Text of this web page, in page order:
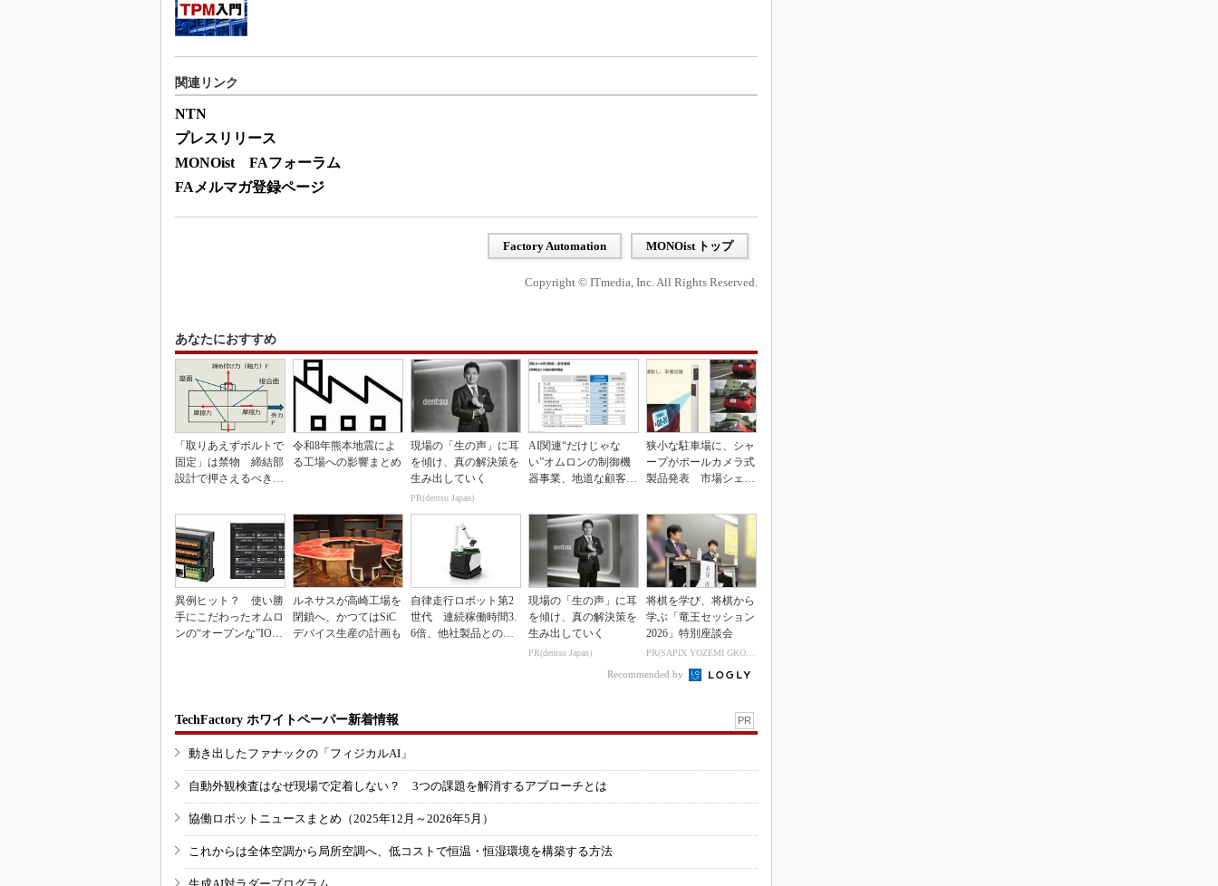
関連リンク
NTN
プレスリリース
MONOist FAフォーラム
FAメルマガ登録ページ
Factory Automation MONOist トップ
Copyright © ITmedia, Inc. All Rights Reserved.
あなたにおすすめ
「取りあえずボルトで
固定」は禁物 締結部
設計で押さえるべき基
令和8年熊本地震によ
る工場への影響まとめ
現場の「生の声」に耳
を傾け、真の解決策を
生み出していく
PR(dentsu Japan)
AI関連“だけじゃな
い”オムロンの制御機
器事業、地道な顧客基
狭小な駐車場に、シャ
ープがポールカメラ式
製品発表 市場シェア
異例ヒット？ 使い勝
手にこだわったオムロ
ンの“オープンな”IO-L
ルネサスが高崎工場を
閉鎖へ、かつてはSiC
デバイス生産の計画も
自律走行ロボット第2
世代 連続稼働時間3.
6倍、他社製品との連
現場の「生の声」に耳
を傾け、真の解決策を
生み出していく
PR(dentsu Japan)
将棋を学び、将棋から
学ぶ「竜王セッション
2026」特別座談会
PR(SAPIX YOZEMI GROUP)
Recommended by
TechFactory ホワイトペーパー新着情報 PR
動き出したファナックの「フィジカルAI」
自動外観検査はなぜ現場で定着しない？ 3つの課題を解消するアプローチとは
協働ロボットニュースまとめ（2025年12月～2026年5月）
これからは全体空調から局所空調へ、低コストで恒温・恒湿環境を構築する方法